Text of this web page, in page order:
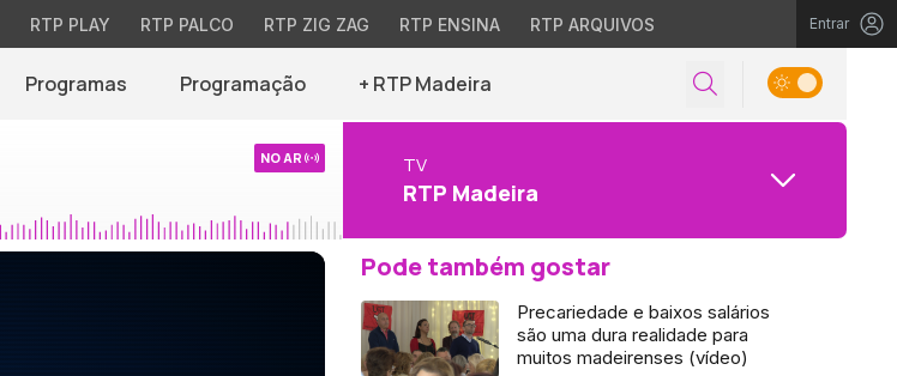
RTP PLAY RTP PALCO RTP ZIG ZAG RTP ENSINA RTP ARQUIVOS Entrar
Programas Programação + RTP Madeira
NO AR TV
RTP Madeira
Pode também gostar
Precariedade e baixos salários
são uma dura realidade para
muitos madeirenses (vídeo)